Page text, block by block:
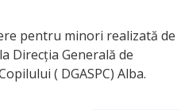
pentru minori realizată de
Direcția Generală de
( DGASPC) Alba.